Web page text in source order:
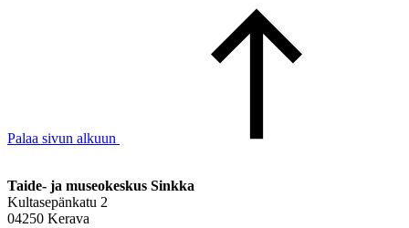
Palaa sivun alkuun
Taide- ja museokeskus Sinkka
Kultasepänkatu 2
04250 Kerava